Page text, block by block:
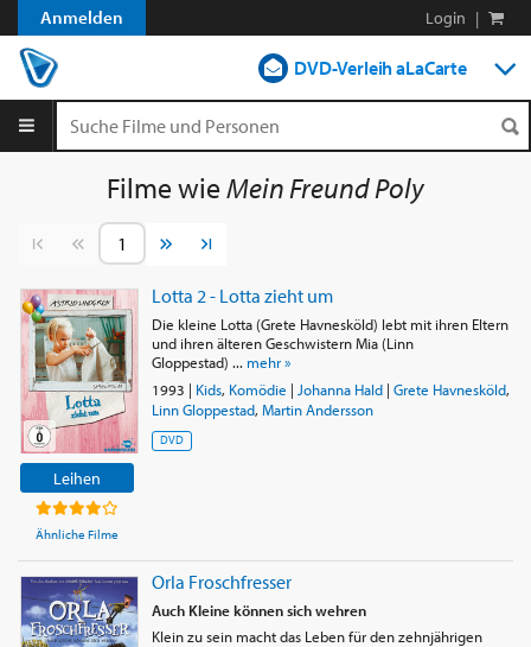
Anmelden Login |
DVD-Verleih aLaCarte
Streamen
Filme wieMein Freund Poly
Vorherige SeiteNächste Seite
Leihen
Ähnliche Filme
Lotta 2 - Lotta zieht um
Die kleine Lotta (Grete Havnesköld) lebt mit ihren Eltern
und ihren älteren Geschwistern Mia (Linn
Gloppestad) ... mehr »
1993 | Kids, Komödie | Johanna Hald| Grete Havnesköld,
Linn Gloppestad, Martin Andersson
DVD
Orla Froschfresser
Auch Kleine können sich wehren
Klein zu sein macht das Leben für den zehnjährigen